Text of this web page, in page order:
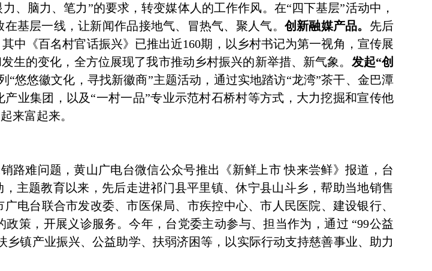
、脑力、笔力”的要求，转变媒体人的工作作风。在“四下基层”活动中，
基层一线，让新闻作品接地气、冒热气、聚人气。 创新融媒产品。 先后
中《百名村官话振兴》已推出近160期，以乡村书记为第一视角，宣传展
生的变化，全方位展现了我市推动乡村振兴的新举措、新气象。 发起“创
“悠悠徽文化，寻找新徽商”主题活动，通过实地踏访“龙湾”茶干、金巴潭
业集团，以及“一村一品”专业示范村石桥村等方式，大力挖掘和宣传他
来富起来。
路难问题，黄山广电台微信公众号推出《新鲜上市 快来尝鲜》报道，台
主题教育以来，先后走进祁门县平里镇、休宁县山斗乡，帮助当地销售
广电台联合市发改委、市医保局、市疾控中心、市人民医院、建设银行、
策，开展义诊服务。今年，台党委主动参与、担当作为，通过 “99公益
镇产业振兴、公益助学、扶弱济困等，以实际行动支持慈善事业、助力